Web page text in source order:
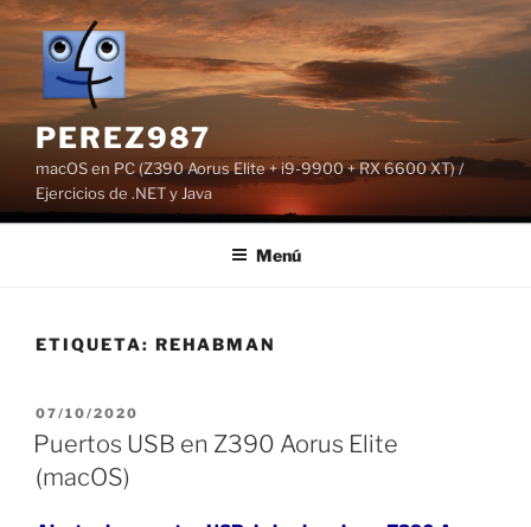
Saltar
contenido
PEREZ987
macOS en PC (Z390 Aorus Elite + i9-9900 + RX 6600 XT) /
Ejercicios de .NET y Java
Menú
ETIQUETA: REHABMAN
PUBLICADO
EL
07/10/2020
Puertos USB en Z390 Aorus Elite
(macOS)